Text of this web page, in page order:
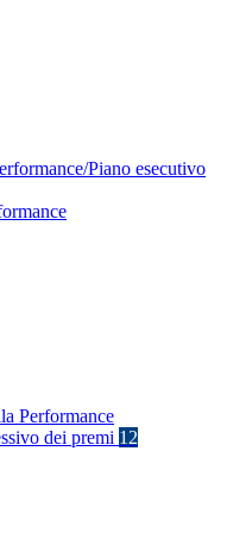
Piano esecutivo
Performance
dei premi 12